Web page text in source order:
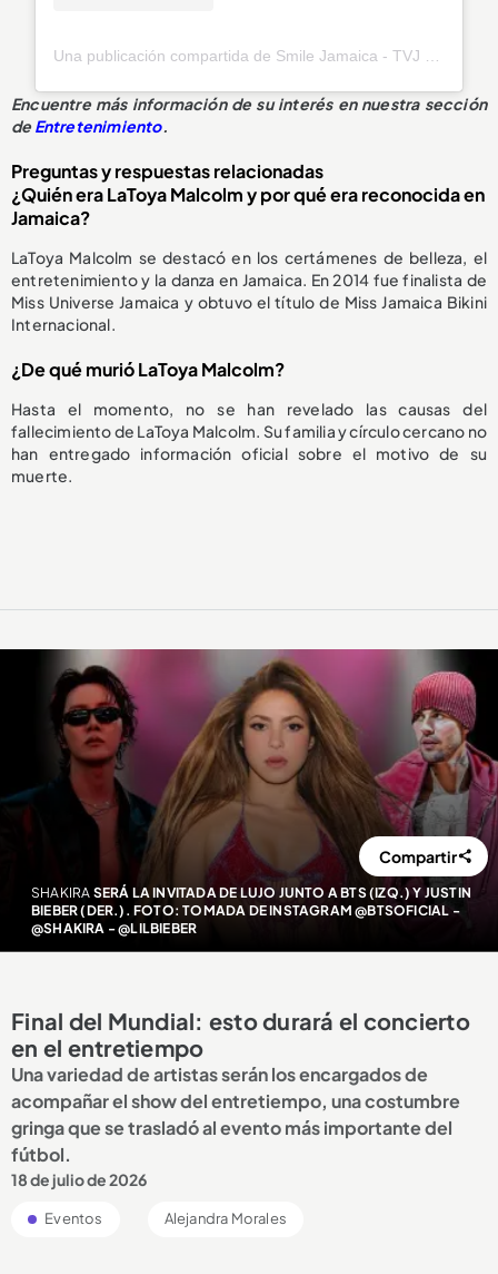
Una publicación compartida de Smile Jamaica - TVJ (@smilejamtvj)
Encuentre más información de su interés en nuestra sección
deEntretenimiento.
Preguntas y respuestas relacionadas
¿Quién era LaToya Malcolm y por qué era reconocida en
Jamaica?
LaToya Malcolm se destacó en los certámenes de belleza, el
entretenimiento y la danza en Jamaica. En 2014 fue finalista de
Miss Universe Jamaica y obtuvo el título de Miss Jamaica Bikini
Internacional.
¿De qué murió LaToya Malcolm?
Hasta el momento, no se han revelado las causas del
fallecimiento de LaToya Malcolm. Su familia y círculo cercano no
han entregado información oficial sobre el motivo de su
muerte.
SHAKIRA SERÁ LA INVITADA DE LUJO JUNTO A BTS (IZQ.) Y JUSTIN
BIEBER (DER.). FOTO: TOMADA DE INSTAGRAM @BTSOFICIAL -
@SHAKIRA - @LILBIEBER
Compartir
Final del Mundial: esto durará el concierto
en el entretiempo
Una variedad de artistas serán los encargados de
acompañar el show del entretiempo, una costumbre
gringa que se trasladó al evento más importante del
fútbol.
18 de julio de 2026
Eventos Alejandra Morales